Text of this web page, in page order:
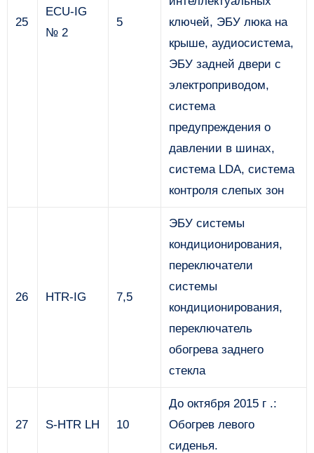
25
ECU-IG
№ 2
5
ключей, ЭБУ люка на
крыше, аудиосистема,
ЭБУ задней двери с
электроприводом,
система
предупреждения о
давлении в шинах,
система LDA, система
контроля слепых зон
26 HTR-IG 7,5
ЭБУ системы
кондиционирования,
переключатели
системы
кондиционирования,
переключатель
обогрева заднего
стекла
27 S-HTR LH 10
До октября 2015 г .:
Обогрев левого
сиденья.